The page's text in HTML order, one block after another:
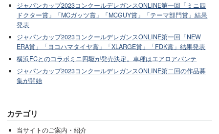
ジャパンカップ2023コンクールデレガンスONLINE第一回「ミニ四
ドクター賞」「MCガッツ賞」「MCGUY賞」「テーマ部門賞」結果
発表
ジャパンカップ2023コンクールデレガンスONLINE第一回「NEW
ERA賞」「ヨコハマタイヤ賞」「XLARGE賞」「FDK賞」結果発表
横浜FCとのコラボミニ四駆が発売決定。車種はエアロアバンテ
ジャパンカップ2023コンクールデレガンスONLINE第二回の作品募
集が開始
カテゴリ
当サイトのご案内・紹介